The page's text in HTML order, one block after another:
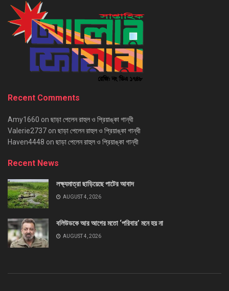
Recent Comments
Amy1660 on ছাড়া পেলেন রাহুল ও প্রিয়াঙ্কা গান্ধী
Valerie2737 on ছাড়া পেলেন রাহুল ও প্রিয়াঙ্কা গান্ধী
Haven4448 on ছাড়া পেলেন রাহুল ও প্রিয়াঙ্কা গান্ধী
Recent News
লক্ষ্যমাত্রা ছাড়িয়েছে পাটের আবাদ
AUGUST 4, 2026
বলিউডকে আর আগের মতো ‘পরিবার’ মনে হয় না
AUGUST 4, 2026